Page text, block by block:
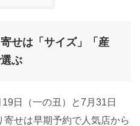
せは「サイズ」「産
ぶ
日（一の丑）と7月31日
寄せは早期予約で人気店から